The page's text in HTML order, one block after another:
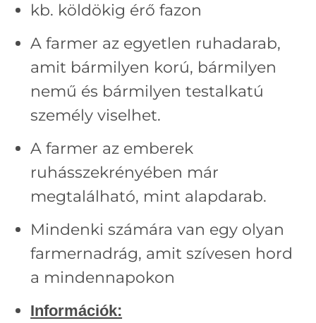
kb. köldökig érő fazon
A farmer az egyetlen ruhadarab,
amit bármilyen korú, bármilyen
nemű és bármilyen testalkatú
személy viselhet.
A farmer az emberek
ruhásszekrényében már
megtalálható, mint alapdarab.
Mindenki számára van egy olyan
farmernadrág, amit szívesen hord
a mindennapokon
Információk: